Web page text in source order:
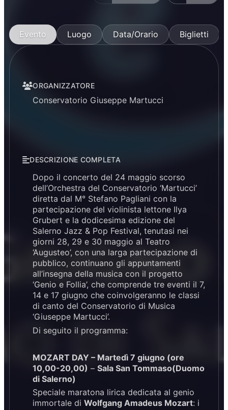
Evento Luogo Data/Orario Biglietti
ORGANIZZATORE
Conservatorio Giuseppe Martucci
DESCRIZIONE COMPLETA
Dopo il concerto del 24 maggio scorso
dell’Orchestra del Conservatorio ‘Martucci’
diretta dal M° Stefano Pagliani con la
partecipazione del violinista lettone Ilya
Grubert e la dodicesima edizione del
Salerno Jazz & Pop Festival, tenutasi nei
giorni 28, 29 e 30 maggio al Teatro
‘Augusteo’, con una larga partecipazione di
pubblico, continuano gli appuntamenti
all’insegna della musica con il progetto
‘Genio e Follia’, che comprende tre eventi il 7,
14 e 17 giugno che coinvolgeranno le classi
di canto del Conservatorio di Musica
‘Giuseppe Martucci’.
Di seguito il programma:
MOZART DAY – Martedì 7 giugno (ore
10,00-20,00) – Sala San Tommaso(Duomo
di Salerno)
Speciale maratona lirica dedicata al genio
immortale di Wolfgang Amadeus Mozart: i